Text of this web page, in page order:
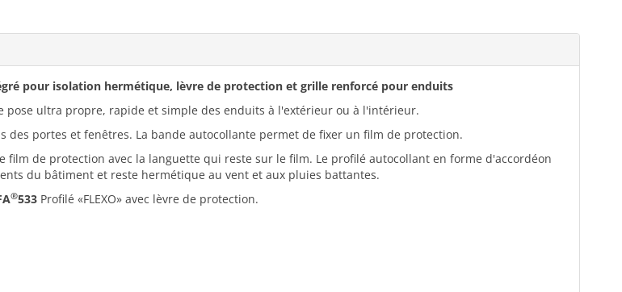
pour isolation hermétique, lèvre de protection et grille renforcé pour enduits
pose ultra propre, rapide et simple des enduits à l'extérieur ou à l'intérieur.
des portes et fenêtres. La bande autocollante permet de fixer un film de protection.
de protection avec la languette qui reste sur le film. Le profilé autocollant en forme d'accordéon
du bâtiment et reste hermétique au vent et aux pluies battantes.
®533 Profilé «FLEXO» avec lèvre de protection.